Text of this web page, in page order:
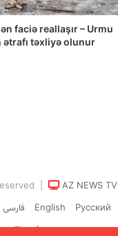
İtən Qəbirləri və Gizli
bedeli Yazan:
| İranlı–Amerikalı
Təşkilatları
faciə reallaşır – Urmu
təxliyə olunur
|
AZ NEWS TV
فارسی English Русский
YouTube
Instagram
Telegram